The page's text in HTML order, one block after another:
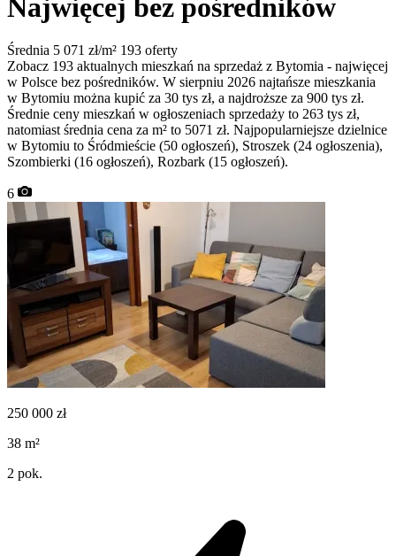
Najwięcej bez pośredników
Średnia 5 071 zł/m² 193 oferty
Zobacz 193 aktualnych mieszkań na sprzedaż z Bytomia - najwięcej
w Polsce bez pośredników. W sierpniu 2026 najtańsze mieszkania
w Bytomiu można kupić za 30 tys zł, a najdroższe za 900 tys zł.
Średnie ceny mieszkań w ogłoszeniach sprzedaży to 263 tys zł,
natomiast średnia cena za m² to 5071 zł. Najpopularniejsze dzielnice
w Bytomiu to Śródmieście (50 ogłoszeń), Stroszek (24 ogłoszenia),
Szombierki (16 ogłoszeń), Rozbark (15 ogłoszeń).
6
250 000 zł
38 m²
2 pok.